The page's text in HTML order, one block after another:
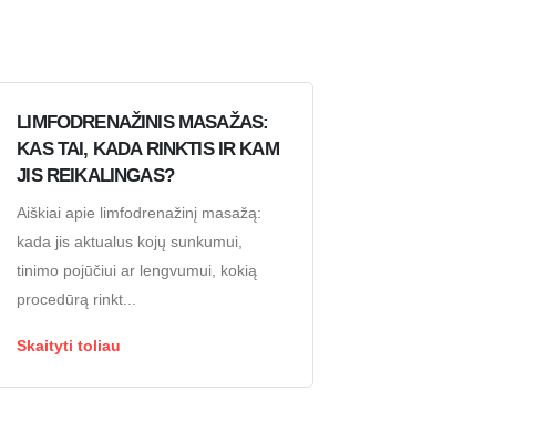
LIMFODRENAŽINIS MASAŽAS:
KAS TAI, KADA RINKTIS IR KAM
JIS REIKALINGAS?
Aiškiai apie limfodrenažinį masažą:
kada jis aktualus kojų sunkumui,
tinimo pojūčiui ar lengvumui, kokią
procedūrą rinkt...
Skaityti toliau